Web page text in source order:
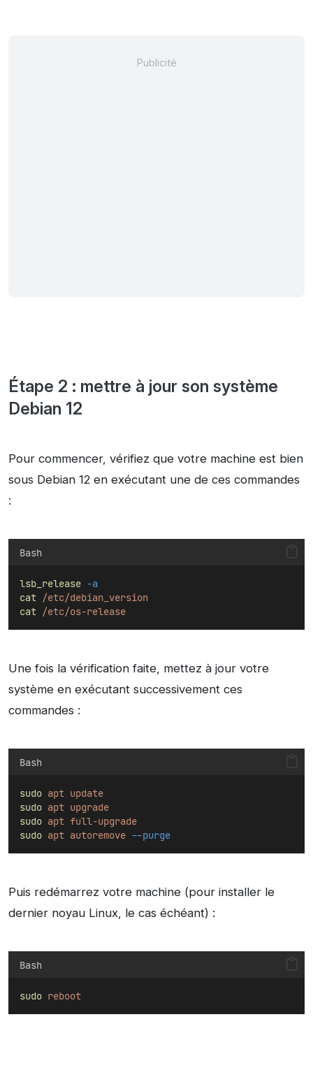
Étape 2 : mettre à jour son système
Debian 12
Pour commencer, vérifiez que votre machine est bien
sous Debian 12 en exécutant une de ces commandes
:
Bash
lsb_release -a
cat /etc/debian_version
cat /etc/os-release
Une fois la vérification faite, mettez à jour votre
système en exécutant successivement ces
commandes :
Bash
sudo apt update
sudo apt upgrade
sudo apt full-upgrade
sudo apt autoremove --purge
Puis redémarrez votre machine (pour installer le
dernier noyau Linux, le cas échéant) :
Bash
sudo reboot